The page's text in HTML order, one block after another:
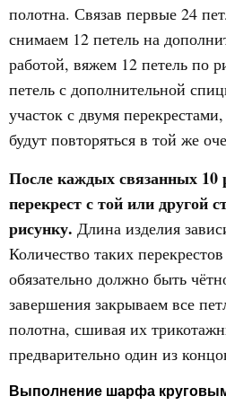
полотна. Связав первые 24
снимаем 12 петель на
работой, вяжем 12 петель по
петель с дополнительной
участок с двумя
будут повторяться в той же
После каждых связанных 10
перекрест с той или другой
рисунку. Длина изделия
Количество таких
обязательно должно быть
завершения закрываем все
полотна, сшивая их
предварительно один из
Выполнение шарфа